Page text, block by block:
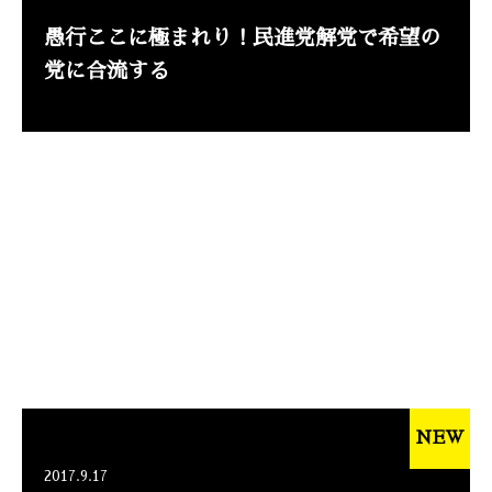
愚行ここに極まれり！民進党解党で希望の
党に合流する
2017.9.17
NEW